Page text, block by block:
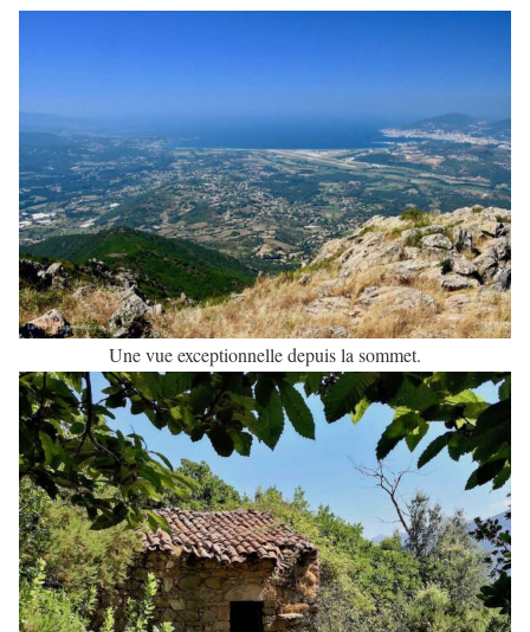
Une vue exceptionnelle depuis la sommet.